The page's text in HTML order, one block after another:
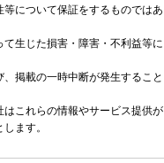
について保証をするものではあ
生じた損害・障害・不利益等に
掲載の一時中断が発生すること
これらの情報やサービス提供が
ます。